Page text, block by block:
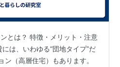
とは？ 特徴・メリット・注意
は、いわゆる“団地タイプ”だ
ン（高層住宅）もあります。